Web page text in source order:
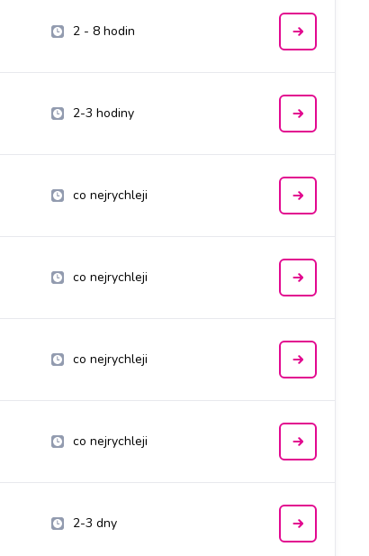
2 - 8 hodin
2-3 hodiny
co nejrychleji
co nejrychleji
co nejrychleji
co nejrychleji
2-3 dny